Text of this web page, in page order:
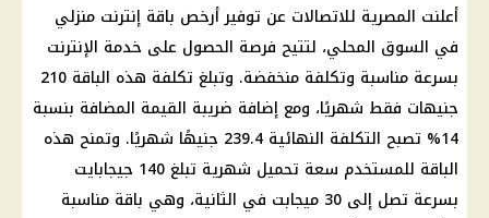
أعلنت المصرية للاتصالات عن توفير أرخص باقة إنترنت منزلي
في السوق المحلي، لتتيح فرصة الحصول على خدمة الإنترنت
بسرعة مناسبة وتكلفة منخفضة. وتبلغ تكلفة هذه الباقة 210
جنيهات فقط شهريًا، ومع إضافة ضريبة القيمة المضافة بنسبة
14% تصبح التكلفة النهائية 239.4 جنيهًا شهريًا. وتمنح هذه
الباقة للمستخدم سعة تحميل شهرية تبلغ 140 جيجابايت
بسرعة تصل إلى 30 ميجابت في الثانية، وهي باقة مناسبة